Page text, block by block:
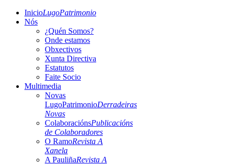
InicioLugoPatrimonio
Nós
¿Quén Somos?
Onde estamos
Obxectivos
Xunta Directiva
Estatutos
Faite Socio
Multimedia
Novas
LugoPatrimonioDerradeiras
Novas
ColaboraciónsPublicacións
de Colaboradores
O RamoRevista A
Xanela
A PauliñaRevista A